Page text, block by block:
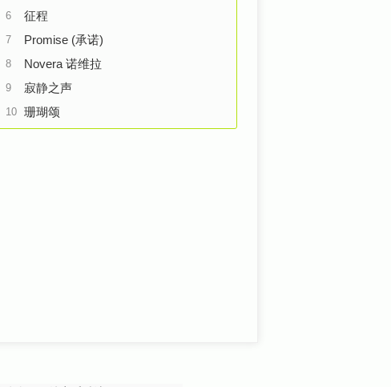
6 征程
7 Promise (承诺)
8 Novera 诺维拉
9 寂静之声
10 珊瑚颂